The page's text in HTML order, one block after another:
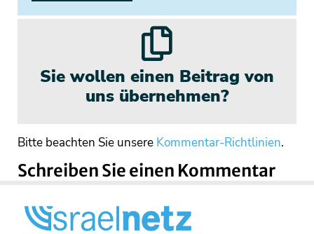
Sie wollen einen Beitrag von
uns übernehmen?
Bitte beachten Sie unsere Kommentar-Richtlinien.
Schreiben Sie einen Kommentar